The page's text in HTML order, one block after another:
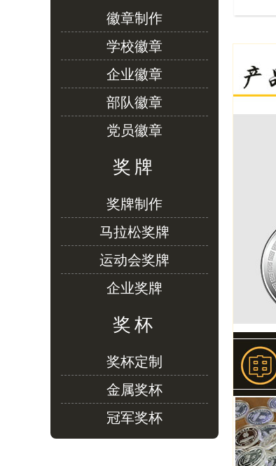
徽章制作
学校徽章
企业徽章
部队徽章
党员徽章
奖牌
奖牌制作
马拉松奖牌
运动会奖牌
企业奖牌
奖杯
奖杯定制
金属奖杯
冠军奖杯